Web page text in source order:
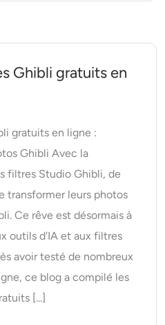
Ghibli gratuits en
gratuits en ligne :
Ghibli Avec la
filtres Studio Ghibli, de
transformer leurs photos
Ce rêve est désormais à
outils d'IA et aux filtres
avoir testé de nombreux
ce blog a compilé les
[...]